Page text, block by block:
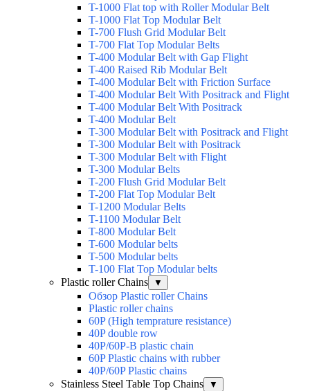
T-1000 Flat top with Roller Modular Belt
T-1000 Flat Top Modular Belt
T-700 Flush Grid Modular Belt
T-700 Flat Top Modular Belts
T-400 Modular Belt with Gap Flight
T-400 Raised Rib Modular Belt
T-400 Modular Belt with Friction Surface
T-400 Modular Belt With Positrack and Flight
T-400 Modular Belt With Positrack
T-400 Modular Belt
T-300 Modular Belt with Positrack and Flight
T-300 Modular Belt with Positrack
T-300 Modular Belt with Flight
T-300 Modular Belts
T-200 Flush Grid Modular Belt
T-200 Flat Top Modular Belt
T-1200 Modular Belts
T-1100 Modular Belt
T-800 Modular Belt
T-600 Modular belts
T-500 Modular belts
T-100 Flat Top Modular belts
Plastic roller Chains
▼
Обзор Plastic roller Chains
Plastic roller chains
60P (High temprature resistance)
40P double row
40P/60P-B plastic chain
60P Plastic chains with rubber
40P/60P Plastic chains
Stainless Steel Table Top Chains
▼